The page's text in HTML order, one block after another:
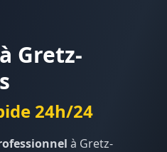
Gretz-
24h/24
à Gretz-